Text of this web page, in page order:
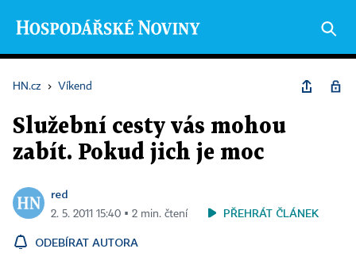
HN.cz › Víkend
Služební cesty vás mohou
zabít. Pokud jich je moc
red
2. 5. 2011 15:40 ▪ 2 min. čtení PŘEHRÁT ČLÁNEK
ODEBÍRAT AUTORA